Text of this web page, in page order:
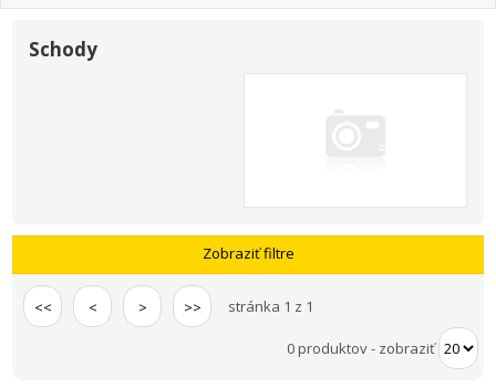
Schody
Zobraziť filtre
<< < > >> stránka 1 z 1
0 produktov- zobraziť